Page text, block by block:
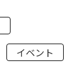
イベント